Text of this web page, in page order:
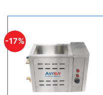
-17%